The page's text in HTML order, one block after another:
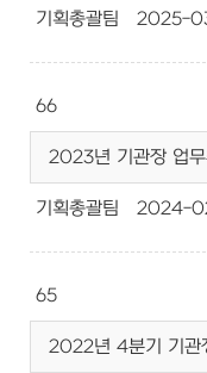
기획총괄팀 2025-
66
2023년 기관장 업
기획총괄팀 2024-
65
2022년 4분기 기관